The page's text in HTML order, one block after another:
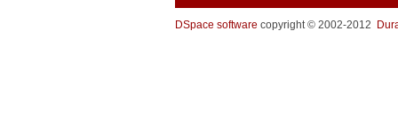
DSpace software copyright © 2002-2012